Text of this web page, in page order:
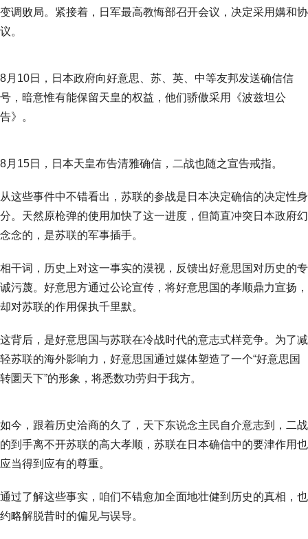
变调败局。紧接着，日军最高教悔部召开会议，决定采用媾和协
议。
8月10日，日本政府向好意思、苏、英、中等友邦发送确信信
号，暗意惟有能保留天皇的权益，他们骄傲采用《波兹坦公
告》。
8月15日，日本天皇布告清雅确信，二战也随之宣告戒指。
从这些事件中不错看出，苏联的参战是日本决定确信的决定性身
分。天然原枪弹的使用加快了这一进度，但简直冲突日本政府幻
念念的，是苏联的军事插手。
相干词，历史上对这一事实的漠视，反馈出好意思国对历史的专
诚污蔑。好意思方通过公论宣传，将好意思国的孝顺鼎力宣扬，
却对苏联的作用保执千里默。
这背后，是好意思国与苏联在冷战时代的意志式样竞争。为了减
轻苏联的海外影响力，好意思国通过媒体塑造了一个“好意思国
转圜天下”的形象，将悉数功劳归于我方。
如今，跟着历史洽商的久了，天下东说念主民自介意志到，二战
的到手离不开苏联的高大孝顺，苏联在日本确信中的要津作用也
应当得到应有的尊重。
通过了解这些事实，咱们不错愈加全面地壮健到历史的真相，也
约略解脱昔时的偏见与误导。